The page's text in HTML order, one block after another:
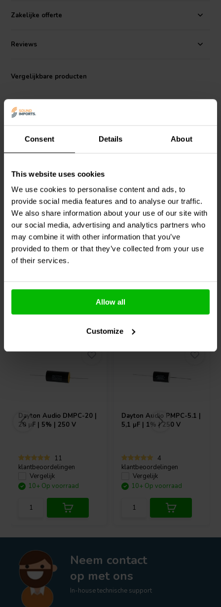
Consent Details About
This website uses cookies
We use cookies to personalise content and ads, to
provide social media features and to analyse our traffic.
We also share information about your use of our site with
our social media, advertising and analytics partners who
may combine it with other information that you’ve
provided to them or that they’ve collected from your use
of their services.
Allow all
Customize
Technical note: To prevent crosstalk and noise position inductors in
Zakelijke offerte
Reviews
Vergelijkbare producten
Dayton AudioLW182 |
2.0 mH | 0.79 Ω | 3% | 18
AWG
klantbeoordelingen
Vergelijk
10 Op voorraad
1.5 mH | 0.64 Ω | 3% | 18
AWG
klantbeoordelingen
Vergelijk
8 Op voorraad
Vaak samen gekocht
Dayton Audio DMPC-20 |
20 µF | 5% | 250 V
11
klantbeoordelingen
Vergelijk
10+ Op voorraad
Dayton Audio PMPC-5.1 |
5,1 µF | 1% | 250 V
4
klantbeoordelingen
Vergelijk
10+ Op voorraad
Neem contact
op met ons
In-house technische support